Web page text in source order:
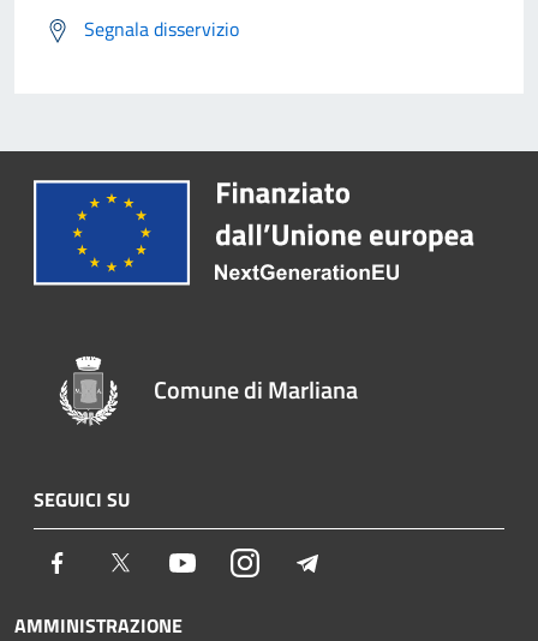
Segnala disservizio
Comune di Marliana
SEGUICI SU
Facebook Twitter YoutubeInstagram
AMMINISTRAZIONE